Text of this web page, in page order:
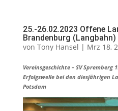
25.-26.02.2023 Offene
Brandenburg
von Tony Hansel | Mrz 18,
Vereinsgeschichte – SV Spremberg
Erfolgswelle bei den diesjährigen
Potsdam